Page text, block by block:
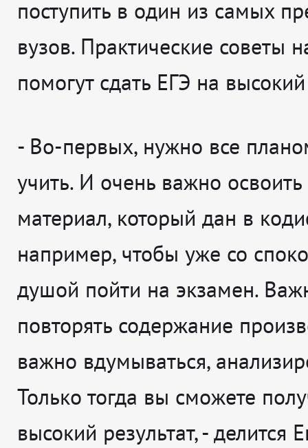
поступить в один из самых
вузов. Практические советы
помогут сдать ЕГЭ на
- Во-первых, нужно все
учить. И очень важно освоить
материал, который дан в
например, чтобы уже со
душой пойти на экзамен.
повторять содержание
важно вдумываться,
Только тогда вы сможете
высокий результат,- делится